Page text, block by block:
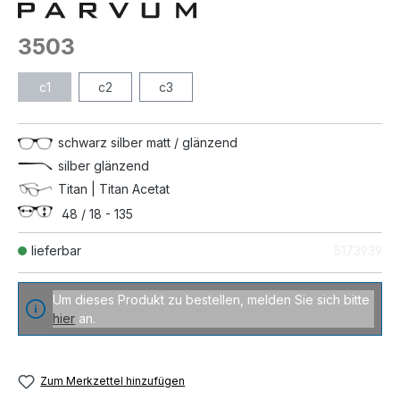
lieferbar
3503
c1 c2 c3
schwarz silber matt / glänzend
silber glänzend
Titan | Titan Acetat
48 / 18 - 135
Um dieses Produkt zu bestellen, melden Sie sich bitte
hier an.
Zum Merkzettel hinzufügen